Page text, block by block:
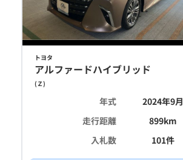
トヨタ
アルファードハイブリッド
( Ｚ)
年式
2024年9月
走行距離
899km
入札数
101件